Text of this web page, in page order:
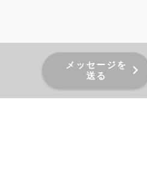
メッセージを
送る